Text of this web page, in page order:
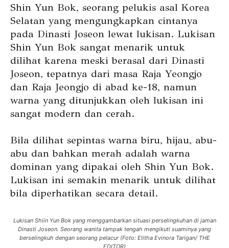
Shin Yun Bok, seorang pelukis asal Korea
Selatan yang mengungkapkan cintanya
pada Dinasti Joseon lewat lukisan. Lukisan
Shin Yun Bok sangat menarik untuk
dilihat karena meski berasal dari Dinasti
Joseon, tepatnya dari masa Raja Yeongjo
dan Raja Jeongjo di abad ke-18, namun
warna yang ditunjukkan oleh lukisan ini
sangat modern dan cerah.
Bila dilihat sepintas warna biru, hijau, abu-
abu dan bahkan merah adalah warna
dominan yang dipakai oleh Shin Yun Bok.
Lukisan ini semakin menarik untuk dilihat
bila diperhatikan secara detail.
Lukisan Shiin Yun Bok yang menggambarkan situasi perselingkuhan di jaman
Dinasti Joseon. Seorang wanita tampak tengah mengikuti suaminya yang
berselingkuh dengan seorang pelacur (Foto: Elitha Evinora Tarigan/ THE
EDITOR)